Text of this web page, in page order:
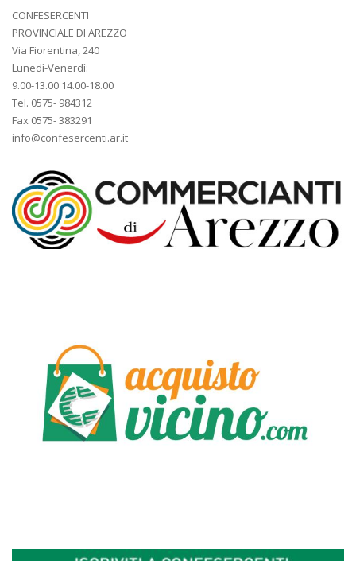
CONFESERCENTI
PROVINCIALE DI AREZZO
Via Fiorentina, 240
Lunedì-Venerdì:
9.00-13.00 14.00-18.00
Tel. 0575- 984312
Fax 0575- 383291
info@confesercenti.ar.it